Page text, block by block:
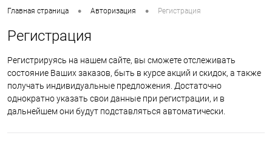
Главная страница • Авторизация • Регистрация
Регистрация
Регистрируясь на нашем сайте, вы сможете отслеживать
состояние Ваших заказов, быть в курсе акций и скидок, а также
получать индивидуальные предложения. Достаточно
однократно указать свои данные при регистрации, и в
дальнейшем они будут подставляться автоматически.